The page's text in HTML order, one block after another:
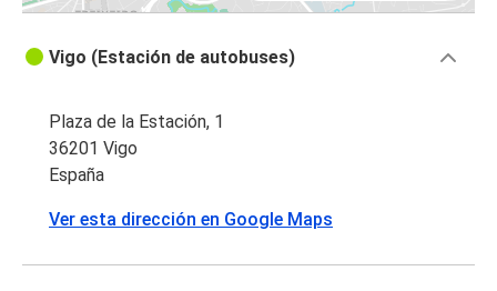
Vigo (Estación de autobuses)
Plaza de la Estación, 1
36201 Vigo
España
Ver esta dirección en Google Maps